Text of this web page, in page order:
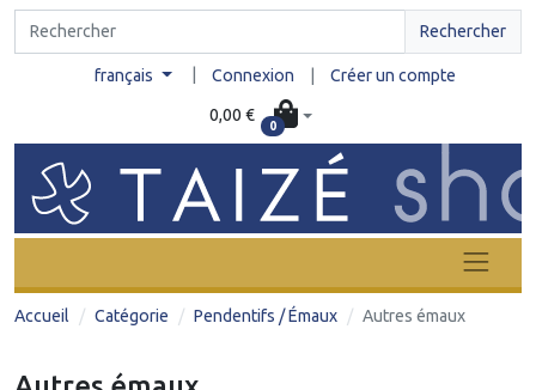
Rechercher
français Connexion Créer un compte
0,00 €
0
Accueil Catégorie Pendentifs / Émaux Autres émaux